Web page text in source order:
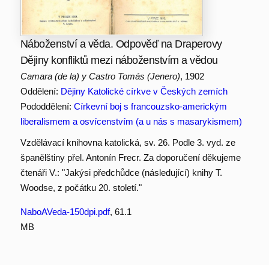
Náboženství a věda. Odpověď na Draperovy
Dějiny konfliktů mezi náboženstvím a vědou
Camara (de la) y Castro Tomás (Jenero), 1902
Oddělení: Dějiny Katolické církve v Českých zemích
Pododdělení: Církevní boj s francouzsko-americkým
liberalismem a osvícenstvím (a u nás s masarykismem)
Vzdělávací knihovna katolická, sv. 26. Podle 3. vyd. ze
španělštiny přel. Antonín Frecr. Za doporučení děkujeme
čtenáři V.: "Jakýsi předchůdce (následující) knihy T.
Woodse, z počátku 20. století."
NaboAVeda-150dpi.pdf, 61.1
MB